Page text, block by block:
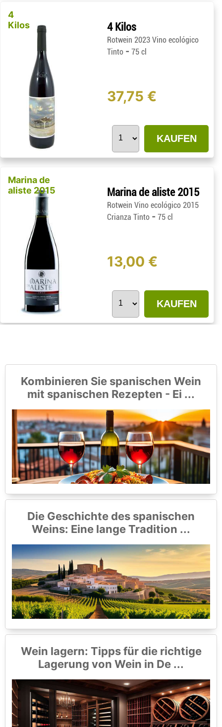
4
Kilos
4 Kilos
Rotwein 2023 Vino ecológico
Tinto -75 cl
37,75 €
KAUFEN
Marina de
aliste 2015
Marina de aliste 2015
Rotwein Vino ecológico 2015
Crianza Tinto -75 cl
13,00 €
KAUFEN
Kombinieren Sie spanischen Wein
mit spanischen Rezepten - Ei ...
Die Geschichte des spanischen
Weins: Eine lange Tradition ...
Wein lagern: Tipps für die richtige
Lagerung von Wein in De ...